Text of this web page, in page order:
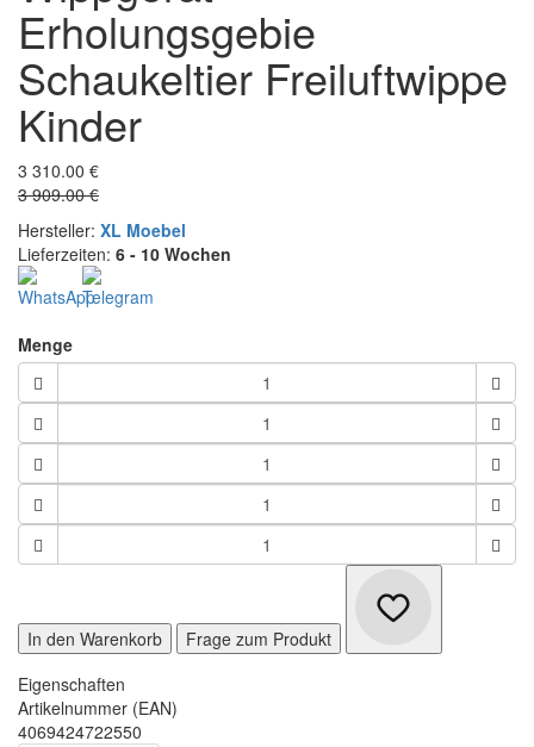
Erholungsgebie
Schaukeltier Freiluftwippe
Kinder
3 310.00 €
3 909.00 €
Hersteller: XL Moebel
Lieferzeiten: 6 - 10 Wochen
Menge
In den Warenkorb
Frage zum Produkt
Eigenschaften
Artikelnummer (EAN)
4069424722550